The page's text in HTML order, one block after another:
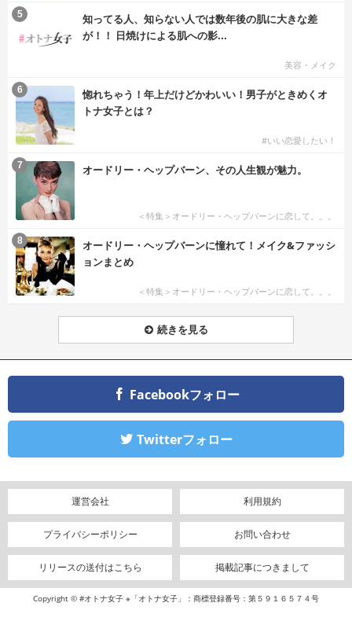
知ってる人、知らない人では数年後の肌に大きな差
が！！ 日焼けによる肌への影...
美容・メイク
5
惚れちゃう！年上だけどかわいい！男子がときめくオ
トナ女子とは？
#いい恋愛したい！
6
オードリー・ヘップバーン、その人生観が魅力。
＜特集＞オードリー・ヘップバーンに恋して。。。
7
オードリー・ヘップバーンに憧れて！メイク&ファッシ
ョンまとめ
＜特集＞オードリー・ヘップバーンに恋して。。。
8
続きを見る
Facebookフォロー
Twitterフォロー
運営会社 利用規約
プライバシーポリシー お問い合わせ
リリースの送付はこちら 掲載記事につきまして
Copyright © #オトナ女子 ※「オトナ女子」：商標登録番号：第５９１６５７４号